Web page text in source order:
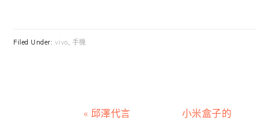
Filed Under: vivo, 手機
Previous
« 邱澤代言
Next
小米盒子的